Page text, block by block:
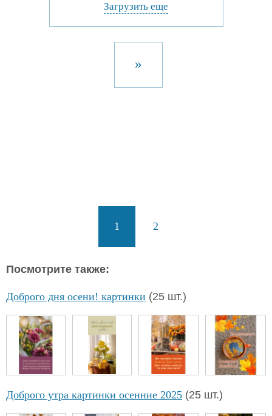
Загрузить еще
»
1 2
Посмотрите также:
Доброго дня осени! картинки (25 шт.)
Доброго утра картинки осенние 2025 (25 шт.)